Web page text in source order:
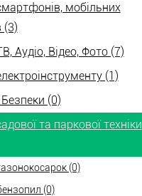
мобільних
(3)
Аудіо, Відео, Фото (7)
(1)
(0)
та паркової техніки
(0)
(0)